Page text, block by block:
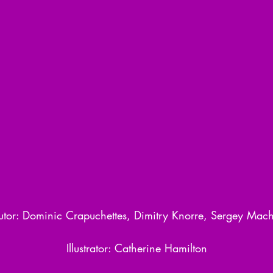
Dominic Crapuchettes, Dimitry Knorre, Sergey
Illustrator: Catherine Hamilton